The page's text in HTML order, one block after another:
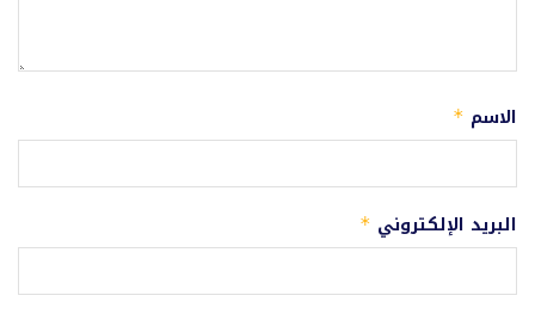
الاسم *
البريد الإلكتروني *